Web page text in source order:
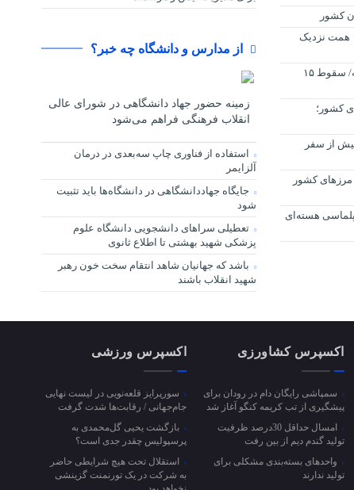
کشور
ارزش معاملات خرد سهام به مرز ۱۰ همت نزدیک
دومین روز خونین بورس در این هفته/ سقوط ۱۵
کشور؛
از سفر
مرزهای کشور
هسته‌ای
از مدارس و دانشگاه چه خبر؟
زمینه حضور جهاد دانشگاهی در شورای عالی
انقلاب فرهنگی فراهم می‌شود
استفاده از فناوری چاپ سه‌بعدی در درمان
آلزایمر
جایگاه جهاددانشگاهی در دانشگاه‌ها باید تثبیت
شود
تعطیلی سراهای دانشجویی دانشگاه علوم
پزشکی شهید بهشتی تا اطلاع ثانوی
باشد که جهانیان شاهد انتقام سخت خون رهبر
شهید انقلاب باشند
اکسپرس کشاورزی
سمپاشی رایگان دام در رودان برای
پیشگیری از تب کریمه کنگو آغاز شد
امسال حداقل 30درصد ظرفیت
تولید گندم دیم از بین رفت
واحد‌های بسته‌بندی مشکلی برای
تولید ندارند
اکسپرس ورزشی
سورپرایز قلعه‌نویی در لیست نهایی
جام‌جهانی / رقابت‌ها شدت گرفت
بازگشت یحیی گل‌محمدی به
پرسپولیس چقدر جدی است؟
استقلال تحت هیچ شرایطی حاضر
به شرکت در یک تورنمنت گزینشی